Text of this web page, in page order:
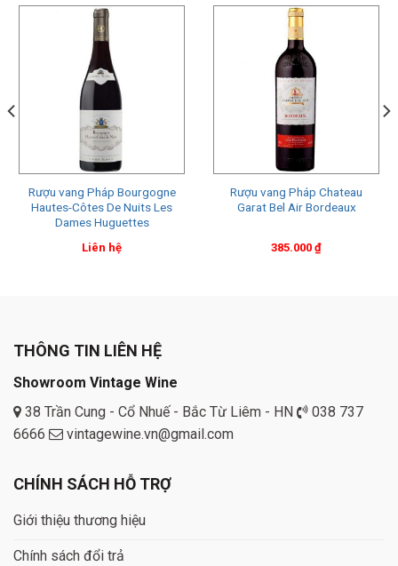
Rượu vang Pháp Bourgogne
Hautes-Côtes De Nuits Les
Dames Huguettes
Liên hệ
Rượu vang Pháp Chateau
Garat Bel Air Bordeaux
385.000 ₫
THÔNG TIN LIÊN HỆ
Showroom Vintage Wine
38 Trần Cung - Cổ Nhuế - Bắc Từ Liêm - HN
038 737
6666
vintagewine.vn@gmail.com
CHÍNH SÁCH HỖ TRỢ
Giới thiệu thương hiệu
Chính sách đổi trả